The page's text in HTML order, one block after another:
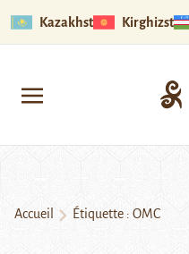
Kazakhstan Kirghizstan
Accueil Étiquette : OMC